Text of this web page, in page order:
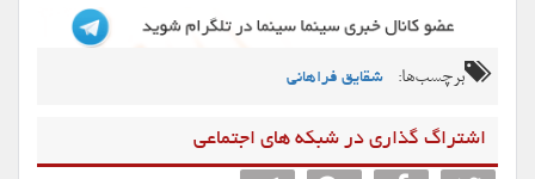
برچسب‌ها: شقایق فراهانی
اشتراگ گذاری در شبکه های اجتماعی